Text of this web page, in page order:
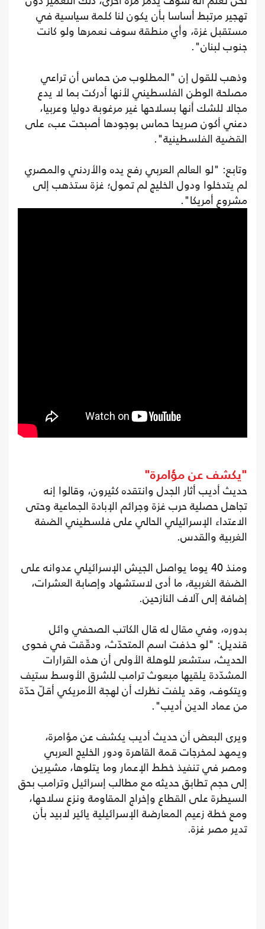
تهجير مرتبط أساسا بأن يكون لنا كلمة سياسية في
مستقبل غزة، وأي منطقة سوف نعمرها ولو كانت
جنوب لبنان".
وذهب للقول إن "المطلوب من حماس أن تراعي
مصلحة الوطن الفلسطيني لأنها أدركت بما لا يدع
مجالا للشك أنها بسلاحها غير مرغوبة دوليا وعربيا،
دعني أكون صريحا حماس بوجودها أصبحت عبء على
القضية الفلسطينية".
وتابع: "لو العالم العربي رفع يده والأردني والمصري
لم يتدخلوا ودول الخليج لم تمول؛ غزة ستذهب إلى
مشروع أمريكا".
"يكشف عن مؤامرة"
حديث أديب أثار الجدل وانتقده كثيرون، وقالوا إنه
تجاهل حصلية حرب غزة وجرائم الإبادة الجماعية وحتى
الاعتداء الإسرائيلي الحالي على فلسطيني الضفة
الغربية والقدس.
ومنذ 40 يوما يواصل الجيش الإسرائيلي عدوانه على
الضفة الغربية، ما أدى لاستشهاد وإصابة العشرات،
إضافة إلى آلاف النازحين.
بدوره، وفي مقال له قال الكاتب الصحفي وائل
قنديل: "لو حذفت اسم المتحدّث، ودقّقت في فحوى
الحديث، ستشعر للوهلة الأولى أن هذه القرارات
المشدّدة يلقيها مبعوث ترامب للشرق الأوسط ستيف
ويتكوف، وقد يلفت نظرك أن لهجة الأمريكي أقلّ حدّة
من عماد الدين أديب".
ويرى البعض أن حديث أديب يكشف عن مؤامرة،
ويمهد لمخرجات قمة القاهرة ودور الخليج العربي
ومصر في تنفيذ خطط الإعمار وما يتلوها، مشيرين
إلى حجم تطابق حديثه مع مطالب إسرائيل وترامب بحق
السيطرة على القطاع وإخراج المقاومة ونزع سلاحها،
ومع خطة زعيم المعارضة الإسرائيلية يائير لابيد بأن
تدير مصر غزة.